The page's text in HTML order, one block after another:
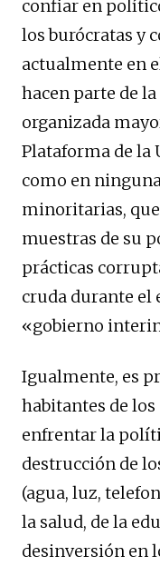
confiar en
los burócratas y
actualmente en
hacen parte de
organizada
Plataforma de la
como en
minoritarias,
muestras de su
prácticas
cruda durante el
«gobierno
Igualmente, es
habitantes de
enfrentar la
destrucción de
(agua, luz,
la salud, de la
desinversión en